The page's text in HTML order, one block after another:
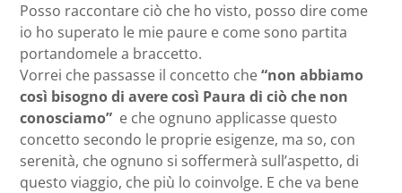
Posso raccontare ciò che ho visto, posso dire come
io ho superato le mie paure e come sono partita
portandomele a braccetto.
Vorrei che passasse il concetto che“non abbiamo
così bisogno di avere così Paura di ciò che non
conosciamo” e che ognuno applicasse questo
concetto secondo le proprie esigenze, ma so, con
serenità, che ognuno si soffermerà sull’aspetto, di
questo viaggio, che più lo coinvolge. E che va bene